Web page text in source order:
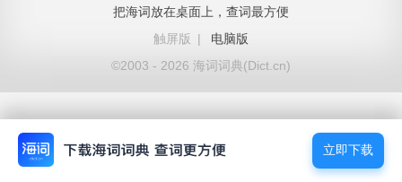
把海词放在桌面上，查词最方便
触屏版
|
电脑版
©2003 - 2026 海词词典(Dict.cn)
立即下载
立即下载